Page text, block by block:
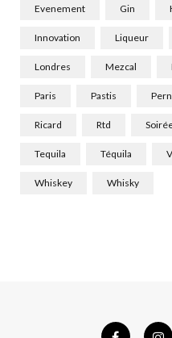
Evenement Gin
Innovation Liqueur
Londres Mezcal
Paris Pastis
Ricard Rtd
Tequila Téquila
Whiskey Whisky